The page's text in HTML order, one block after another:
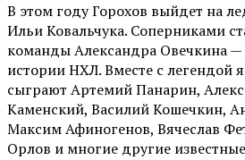
В этом году Горохов выйдет на
Ильи Ковальчука. Соперниками
команды Александра Овечкина —
истории НХЛ. Вместе с легендой
сыграют Артемий Панарин,
Каменский, Василий Кошечкин,
Максим Афиногенов, Вячеслав
Орлов и многие другие